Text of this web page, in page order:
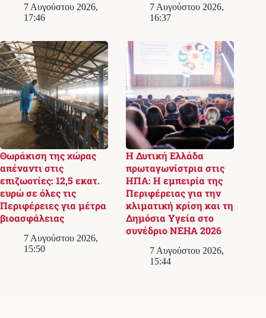
7 Αυγούστου 2026,
17:46
7 Αυγούστου 2026,
16:37
Θωράκιση της χώρας
απέναντι στις
επιζωοτίες: 12,5 εκατ.
ευρώ σε όλες τις
Περιφέρειες για μέτρα
βιοασφάλειας
7 Αυγούστου 2026,
15:50
Η Δυτική Ελλάδα
πρωταγωνίστρια στις
ΗΠΑ: Η εμπειρία της
Περιφέρειας για την
κλιματική κρίση και τη
Δημόσια Υγεία στο
συνέδριο NEHA 2026
7 Αυγούστου 2026,
15:44